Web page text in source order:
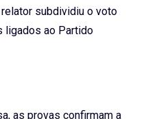
subdividiu o voto
ligados ao Partido
as provas confirmam a